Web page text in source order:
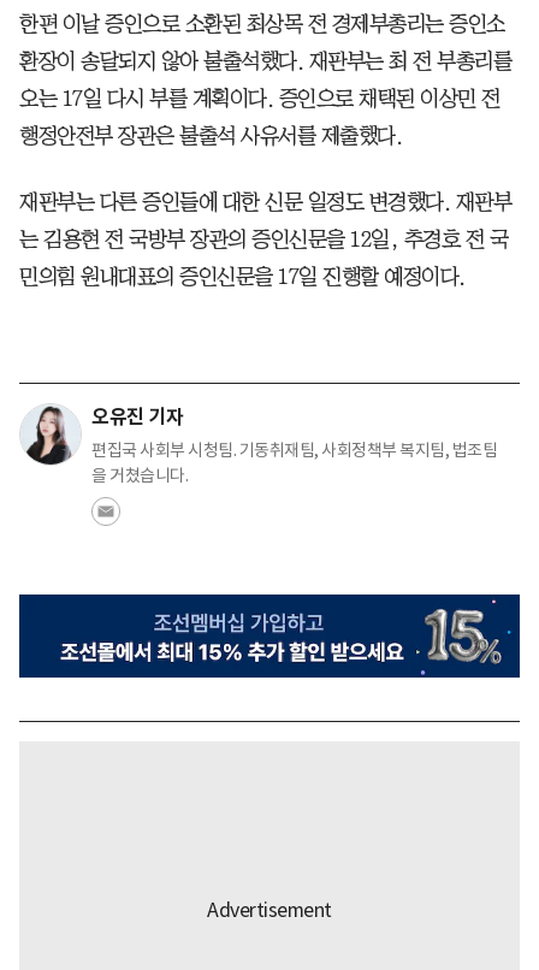
한편 이날 증인으로 소환된 최상목 전 경제부총리는 증인소
환장이 송달되지 않아 불출석했다. 재판부는 최 전 부총리를
오는 17일 다시 부를 계획이다. 증인으로 채택된 이상민 전
행정안전부 장관은 불출석 사유서를 제출했다.
재판부는 다른 증인들에 대한 신문 일정도 변경했다. 재판부
는 김용현 전 국방부 장관의 증인신문을 12일, 추경호 전 국
민의힘 원내대표의 증인신문을 17일 진행할 예정이다.
오유진 기자
편집국 사회부 시청팀. 기동취재팀, 사회정책부 복지팀, 법조팀
을 거쳤습니다.